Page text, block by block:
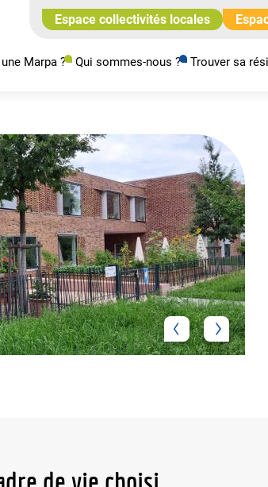
Espace collectivités locales
Marpa ? Qui sommes-nous ? Trouver sa